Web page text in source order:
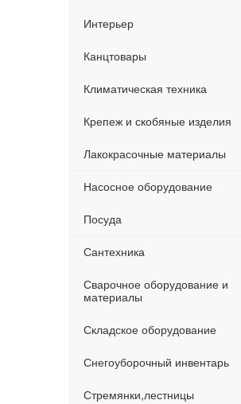
Интерьер
Канцтовары
Климатическая техника
Крепеж и скобяные изделия
Лакокрасочные материалы
Насосное оборудование
Посуда
Сантехника
Сварочное оборудование и
материалы
Складское оборудование
Снегоуборочный инвентарь
Стремянки,лестницы